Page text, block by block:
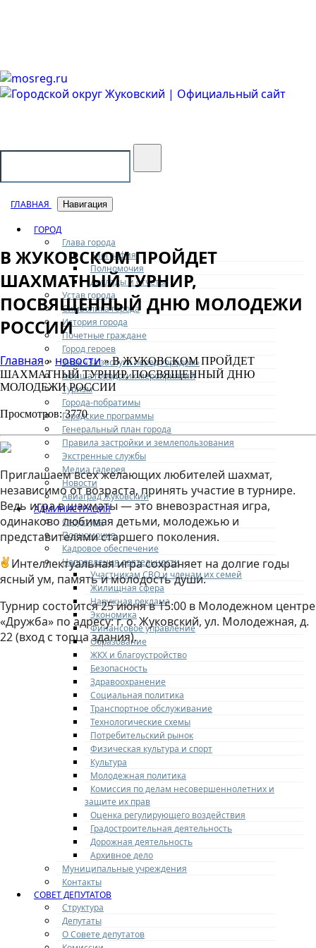
ГЛАВНАЯ Навигация
ГОРОД
Глава города
Биография
Полномочия
Доклады и отчеты
Устав города
Символика города
История города
Почетные граждане
Город героев
Знак «За заслуги перед городом»
Афиша городских мероприятий
Туризм
Города-побратимы
Городские программы
Генеральный план города
Правила застройки и землепользования
Экстренные службы
Медиа галерея
Новости
Авиаград Жуковский
АДМИНИСТРАЦИЯ
Структура
Полномочия
Кадровое обеспечение
Направления деятельности
Участникам СВО и членам их семей
Жилищная сфера
Наружная реклама
Экономика
Финансовое управление
Образование
ЖКХ и благоустройство
Безопасность
Здравоохранение
Социальная политика
Транспортное обслуживание
Технологические схемы
Потребительский рынок
Физическая культура и спорт
Культура
Молодежная политика
Комиссия по делам несовершеннолетних и
защите их прав
Оценка регулирующего воздействия
Градостроительная деятельность
Дорожная деятельность
Архивное дело
Муниципальные учреждения
Контакты
СОВЕТ ДЕПУТАТОВ
Структура
Депутаты
О Совете депутатов
В ЖУКОВСКОМ ПРОЙДЕТ
ШАХМАТНЫЙ ТУРНИР,
ПОСВЯЩЕННЫЙ ДНЮ МОЛОДЕЖИ
РОССИИ
Главная» новости» В ЖУКОВСКОМ ПРОЙДЕТ
ШАХМАТНЫЙ ТУРНИР, ПОСВЯЩЕННЫЙ ДНЮ
МОЛОДЕЖИ РОССИИ
Просмотров: 3770
Приглашаем всех желающих любителей шахмат,
независимо от возраста, принять участие в турнире.
Ведь игра в шахматы — это вневозрастная игра,
одинаково любимая детьми, молодежью и
представителями старшего поколения.
Интеллектуальная игра сохраняет на долгие годы
ясный ум, память и молодость души.
Турнир состоится 25 июня в 15:00 в Молодежном центре
«Дружба» по адресу: г. о. Жуковский, ул. Молодежная, д.
22 (вход с торца здания).